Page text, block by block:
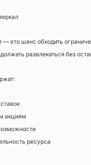
— это шанс обходить
развлекаться без
акциям
ресурса